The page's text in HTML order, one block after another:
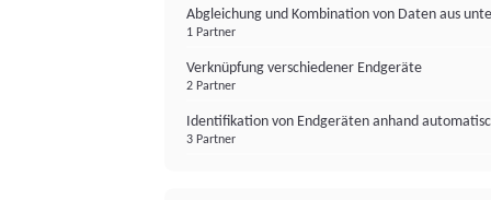
Abgleichung und Kombination von Daten aus
1 Partner
Verknüpfung verschiedener Endgeräte
2 Partner
Identifikation von Endgeräten anhand
3 Partner